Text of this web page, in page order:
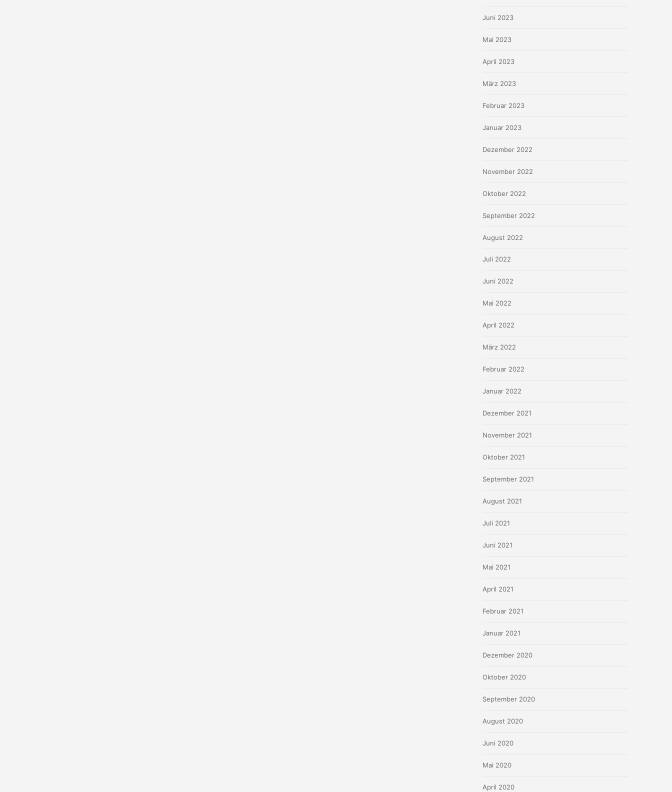
Juni 2023
Mai 2023
April 2023
März 2023
Februar 2023
Januar 2023
Dezember 2022
November 2022
Oktober 2022
September 2022
August 2022
Juli 2022
Juni 2022
Mai 2022
April 2022
März 2022
Februar 2022
Januar 2022
Dezember 2021
November 2021
Oktober 2021
September 2021
August 2021
Juli 2021
Juni 2021
Mai 2021
April 2021
Februar 2021
Januar 2021
Dezember 2020
Oktober 2020
September 2020
August 2020
Juni 2020
Mai 2020
April 2020